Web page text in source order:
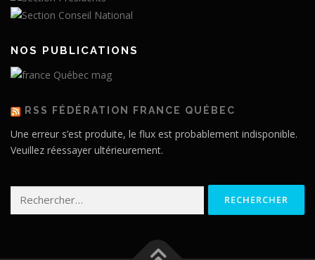
NOS PUBLICATIONS
RSS FÉDÉRATION FRANCE QUÉBEC
Une erreur s’est produite, le flux est probablement indisponible.
Veuillez réessayer ultérieurement.
Rechercher :